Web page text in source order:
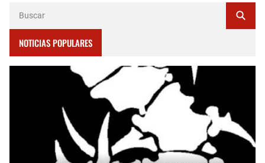
NOTICIAS POPULARES